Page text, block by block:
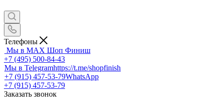
Телефоны
Мы в MAX Шоп Финиш
+7 (495) 500-84-43
Мы в Telegramhttps://t.me/shopfinish
+7 (915) 457-53-79WhatsApp
+7 (915) 457-53-79
Заказать звонок